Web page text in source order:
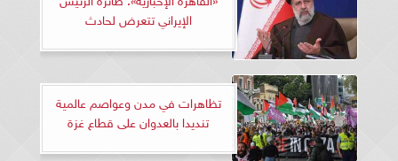
الإيراني تتعرض لحادث
تظاهرات في مدن وعواصم عالمية
تنديدا بالعدوان على قطاع غزة